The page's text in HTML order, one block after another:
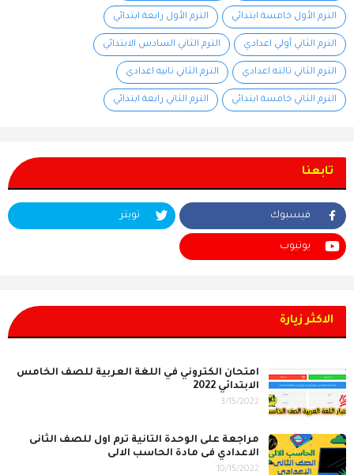
الترم الأول خامسة ابتدائي الترم الأول رابعة ابتدائي
الترم الثاني أولي اعدادي الترم الثاني السادس الابتدائي
الترم الثاني تالته اعدادي الترم الثاني تانيه اعدادي
الترم الثاني خامسة ابتدائي الترم الثاني رابعة ابتدائي
تابعنا
فيسبوك تويتر
يوتيوب
الاكثر زيارة
امتحان الكتروني في اللغة العربية للصف الخامس
الابتدائي 2022
3/15/2022
مراجعة على الوحدة التانية ترم اول للصف الثانى
الاعدادي فى مادة الحاسب الالى
10/15/2022